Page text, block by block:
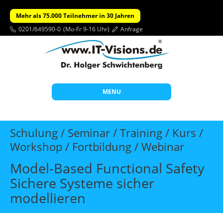
Mehr als 75.000 Teilnehmer in 30 Jahren
0201/649590-0 (Mo-Fr 9-16 Uhr) Anfrage
MENU
Start
Themen
Individuelle Schulungen
Offene Seminare
Wissen
Schulung / Seminar / Training / Kurs /
Workshop / Fortbildung / Webinar
Model-Based Functional Safety
Sichere Systeme sicher
modellieren